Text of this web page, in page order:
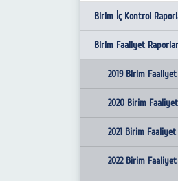
Yönetim
Yönetim Kurulu
Yüksekokul Kurulu
Misyon-Vizyon
İdari Personel
Birim Kalite
Birim İç Kontrol
2023 Yılı Birim İç
2024 Yılı Birim İç
Birim Faaliyet
2019 Birim
2020 Birim
2021 Birim
2022 Birim